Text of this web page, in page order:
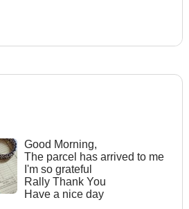
Good Morning,
The parcel has arrived to me
I'm so grateful
Rally Thank You
Have a nice day